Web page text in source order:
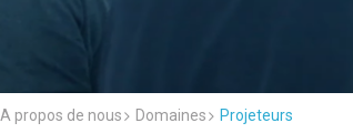
A propos de nous Domaines Projeteurs